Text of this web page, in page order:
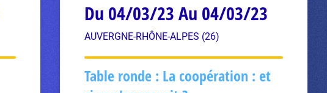
Du 04/03/23 Au 04/03/23
AUVERGNE-RHÔNE-ALPES (26)
Table ronde : La coopération : et